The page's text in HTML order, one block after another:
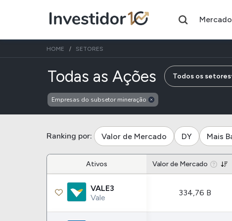
Mercado
Assuntos do momento
Índice Índice
Selic
Itausa
FIIs
HOME SETORES
Todas as Ações deTodos os setores
Empresas do subsetor mineração
Ranking por: Valor de Mercado DY Mais
Ativos Valor de Mercado
VALE3
Vale
334,76 B